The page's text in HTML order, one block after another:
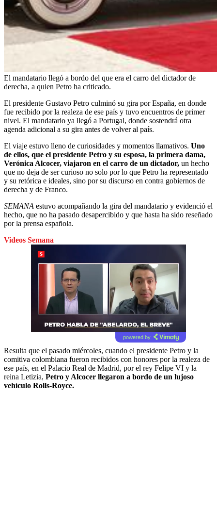
El mandatario llegó a bordo del que era el carro del dictador de
derecha, a quien Petro ha criticado.
El presidente Gustavo Petro culminó su gira por España, en donde
fue recibido por la realeza de ese país y tuvo encuentros de primer
nivel. El mandatario ya llegó a Portugal, donde sostendrá otra
agenda adicional a su gira antes de volver al país.
El viaje estuvo lleno de curiosidades y momentos llamativos. Uno
de ellos, que el presidente Petro y su esposa, la primera dama,
Verónica Alcocer, viajaron en el carro de un dictador, un hecho
que no deja de ser curioso no solo por lo que Petro ha representado
y su retórica e ideales, sino por su discurso en contra gobiernos de
derecha y de Franco.
SEMANA estuvo acompañando la gira del mandatario y evidenció el
hecho, que no ha pasado desapercibido y que hasta ha sido reseñado
por la prensa española.
Videos Semana
powered by
Resulta que el pasado miércoles, cuando el presidente Petro y la
comitiva colombiana fueron recibidos con honores por la realeza de
ese país, en el Palacio Real de Madrid, por el rey Felipe VI y la
reina Letizia, Petro y Alcocer llegaron a bordo de un lujoso
vehículo Rolls-Royce.